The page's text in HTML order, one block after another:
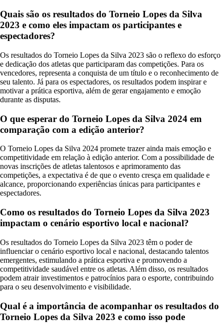
Quais são os resultados do Torneio Lopes da Silva
2023 e como eles impactam os participantes e
espectadores?
Os resultados do Torneio Lopes da Silva 2023 são o reflexo do esforço
e dedicação dos atletas que participaram das competições. Para os
vencedores, representa a conquista de um título e o reconhecimento de
seu talento. Já para os espectadores, os resultados podem inspirar e
motivar a prática esportiva, além de gerar engajamento e emoção
durante as disputas.
O que esperar do Torneio Lopes da Silva 2024 em
comparação com a edição anterior?
O Torneio Lopes da Silva 2024 promete trazer ainda mais emoção e
competitividade em relação à edição anterior. Com a possibilidade de
novas inscrições de atletas talentosos e aprimoramento das
competições, a expectativa é de que o evento cresça em qualidade e
alcance, proporcionando experiências únicas para participantes e
espectadores.
Como os resultados do Torneio Lopes da Silva 2023
impactam o cenário esportivo local e nacional?
Os resultados do Torneio Lopes da Silva 2023 têm o poder de
influenciar o cenário esportivo local e nacional, destacando talentos
emergentes, estimulando a prática esportiva e promovendo a
competitividade saudável entre os atletas. Além disso, os resultados
podem atrair investimentos e patrocínios para o esporte, contribuindo
para o seu desenvolvimento e visibilidade.
Qual é a importância de acompanhar os resultados do
Torneio Lopes da Silva 2023 e como isso pode